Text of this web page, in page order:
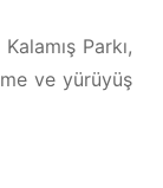
Kalamış Parkı,
ve yürüyüş